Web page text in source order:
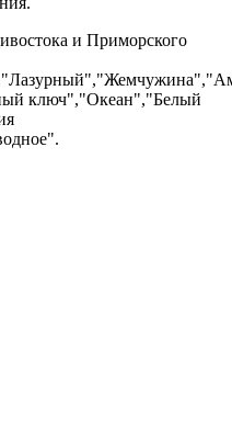
и Приморского
ключ","Океан","Белый